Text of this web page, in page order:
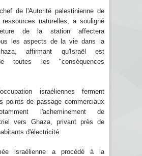
de l'Autorité palestinienne de
naturelles, a souligné
de la station affectera
les aspects de la vie dans la
affirmant qu'Israël est
toutes les "conséquences
israéliennes ferment
points de passage commerciaux
l'acheminement de
vers Ghaza, privant près de
d'électricité.
israélienne a procédé à la